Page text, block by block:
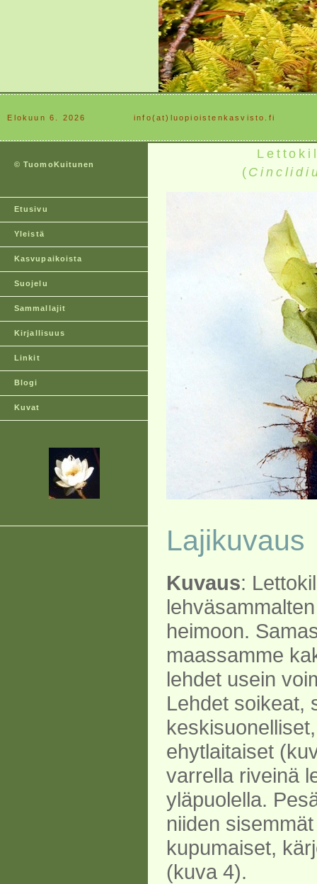
Elokuun 6. 2026 ............info(at)luopioistenkasvisto.fi
© TuomoKuitunen
Etusivu
Yleistä
Kasvupaikoista
Suojelu
Sammallajit
Kirjallisuus
Linkit
Blogi
Kuvat
(
Lajikuvaus
Kuvaus:
heimoon.
maassamme
lehdet usein
Lehdet soikeat,
ehytlaitaiset
varrella riveinä
yläpuolella.
niiden
kupumaiset,
(kuva 4).